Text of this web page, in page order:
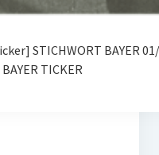
STICHWORT BAYER
TICKER